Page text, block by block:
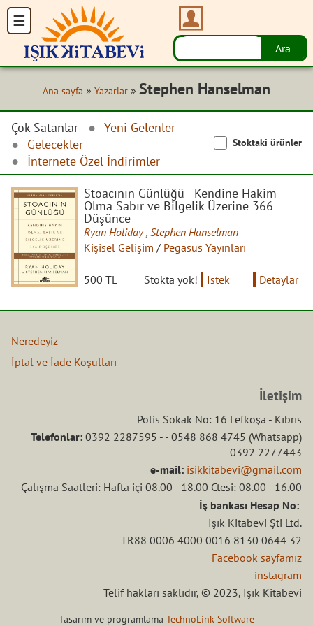
Ana sayfa » Yazarlar » Stephen Hanselman
Çok Satanlar
Yeni Gelenler
Gelecekler
İnternete Özel İndirimler
Stoktaki ürünler
Stoacının Günlüğü - Kendine Hakim
Olma Sabır ve Bilgelik Üzerine 366
Düşünce
Ryan Holiday, Stephen Hanselman
Kişisel Gelişim / Pegasus Yayınları
500 TL Stokta yok! İstek Detaylar
Neredeyiz
İptal ve İade Koşulları
İletişim
Polis Sokak No: 16 Lefkoşa - Kıbrıs
Telefonlar: 0392 2287595 - - 0548 868 4745 (Whatsapp)
0392 2277443
e-mail: isikkitabevi@gmail.com
Çalışma Saatleri: Hafta içi 08.00 - 18.00 Ctesi: 08.00 - 16.00
İş bankası Hesap No:
Işık Kitabevi Şti Ltd.
TR88 0006 4000 0016 8130 0644 32
Facebook sayfamız
instagram
Telif hakları saklıdır, © 2023, Işık Kitabevi
Tasarım ve programlama TechnoLink Software